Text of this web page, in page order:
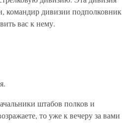
командир дивизии подполковник
вас к нему.
штабов полков и
то уже к вечеру за вами